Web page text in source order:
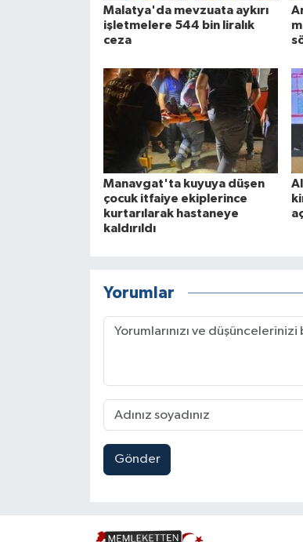
Malatya'da mevzuata aykırı
işletmelere 544 bin liralık
ceza
Manavgat'ta kuyuya düşen
çocuk itfaiye ekiplerince
kurtarılarak hastaneye
kaldırıldı
Yorumlar
Gönder